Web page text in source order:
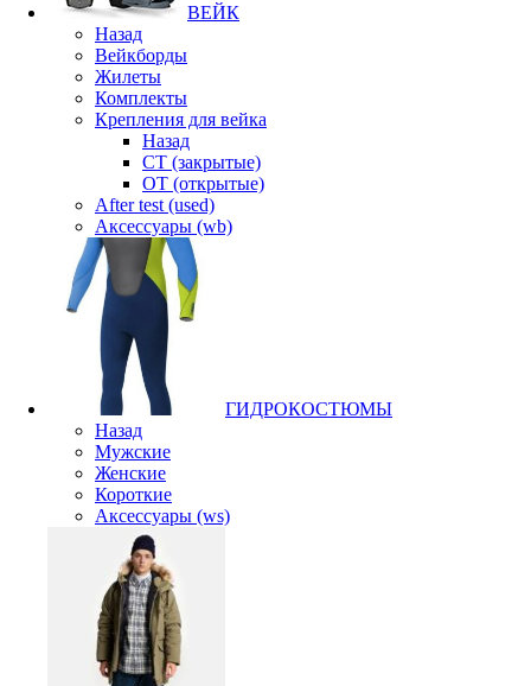
ВЕЙК
Назад
Вейкборды
Жилеты
Комплекты
Крепления для вейка
Назад
CT (закрытые)
OT (открытые)
After test (used)
Аксессуары (wb)
ГИДРОКОСТЮМЫ
Назад
Мужские
Женские
Короткие
Аксессуары (ws)